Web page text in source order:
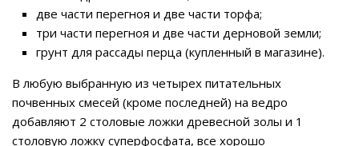
две части перегноя и две части торфа;
три части перегноя и две части дерновой земли;
грунт для рассады перца (купленный в магазине).
В любую выбранную из четырех питательных
почвенных смесей (кроме последней) на ведро
добавляют 2 столовые ложки древесной золы и 1
столовую ложку суперфосфата, все хорошо